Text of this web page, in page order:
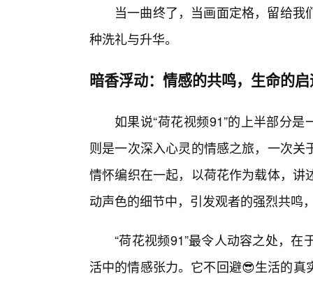
当一曲终了，当画面定格，留给
种洗礼与升华。
暗香浮动：情感的共鸣，生命的
如果说“荷花视频91”的上半部分
则是一次深入心灵的情感之旅，一次
情怀编织在一起，以荷花作为载体，
动声色的细节中，引发观者的强烈共鸣
“荷花视频91”最令人动容之处，
活中的情感张力。它不回避😎生活的